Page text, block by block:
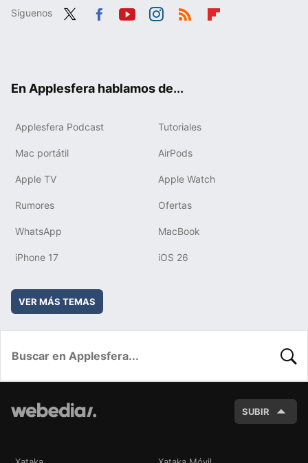
Síguenos
En Applesfera hablamos de...
Applesfera Podcast Tutoriales
Mac portátil AirPods
Apple TV Apple Watch
Rumores Ofertas
WhatsApp MacBook
iPhone 17 iOS 26
VER MÁS TEMAS
SUBIR